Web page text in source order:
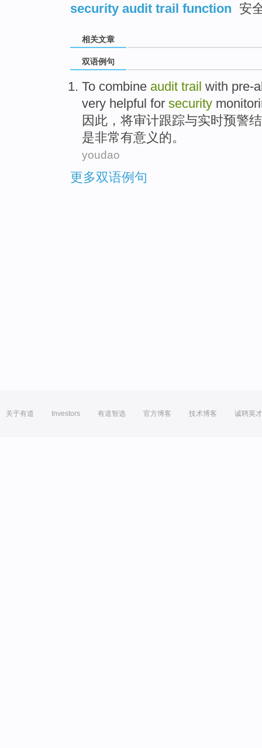
security audit trail function 安
相关文章
双语例句
To combine audit trail with pre-
very helpful for security
因此， 将审计跟踪与实时预警
是非常有意义的。
youdao
更多双语例句
关于有道 Investors 有道智选 官方博客 技术博客 诚聘英才